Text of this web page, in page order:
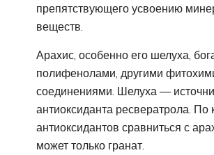
препятствующего усвоению
веществ.
Арахис, особенно его шелуха,
полифенолами, другими
соединениями. Шелуха —
антиоксиданта ресвератрола. По
антиоксидантов сравниться с
может только гранат.